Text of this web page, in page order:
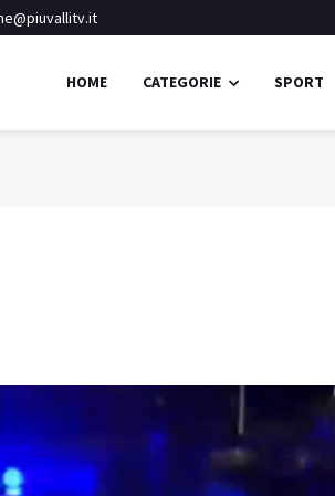
HOME CATEGORIE SPORT